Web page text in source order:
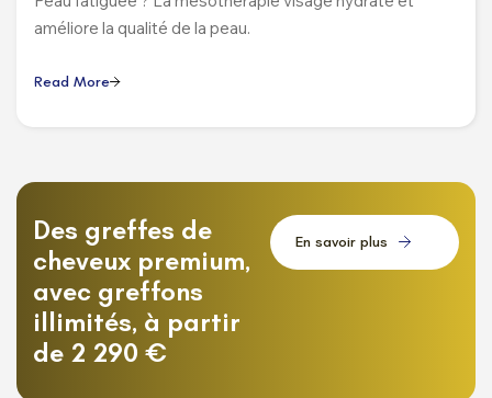
améliore la qualité de la peau.
Read More
Des greffes de
cheveux premium,
avec greffons
illimités, à partir
de 2 290 €
En savoir plus